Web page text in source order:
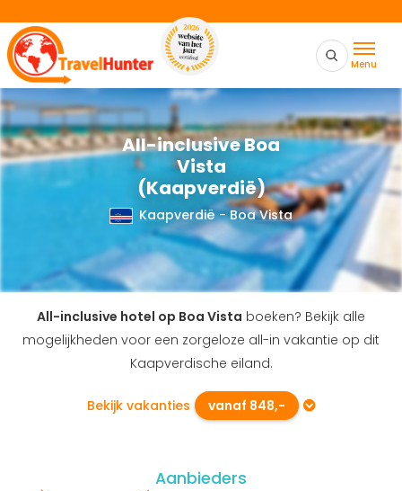
Menu
All-inclusive Boa
Vista
(Kaapverdië)
Kaapverdië-Boa Vista
All-inclusive hotel op Boa Vista boeken? Bekijk alle
mogelijkheden voor een zorgeloze all-in vakantie op dit
Kaapverdische eiland.
Bekijk vakanties vanaf 848,-
Aanbieders